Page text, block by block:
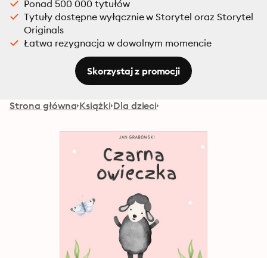
Ponad 500 000 tytułów
Tytuły dostępne wyłącznie w Storytel oraz Storytel
Originals
Łatwa rezygnacja w dowolnym momencie
Skorzystaj z promocji
Strona główna Książki Dla dzieci